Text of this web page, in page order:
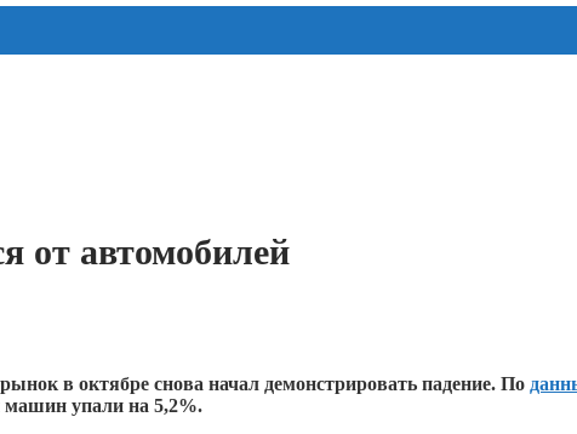
от автомобилей
в октябре снова начал демонстрировать падение. По
машин упали на 5,2%.